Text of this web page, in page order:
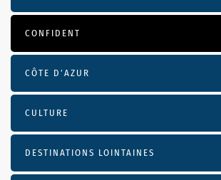
CONFIDENT
CÔTE D’AZUR
CULTURE
DESTINATIONS LOINTAINES